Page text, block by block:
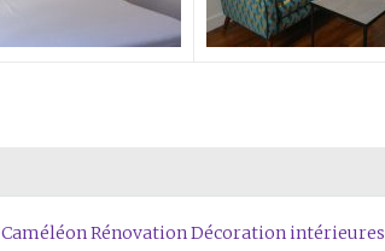
Caméléon Rénovation Décoration intérieures